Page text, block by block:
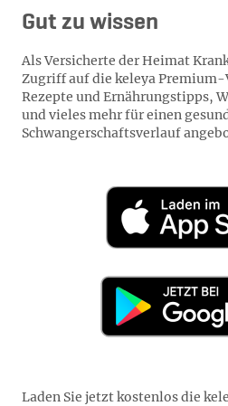
Gut zu wissen
Als Versicherte der Heimat
Zugriff auf die keleya Premium-
Rezepte und Ernährungstipps,
und vieles mehr für einen
Schwangerschaftsverlauf
Laden Sie jetzt kostenlos die